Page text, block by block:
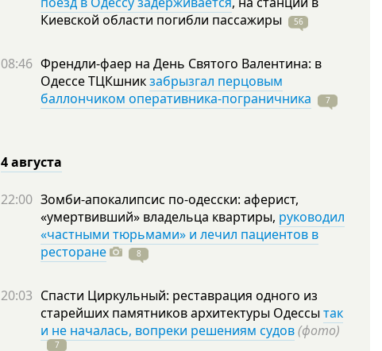
Киевской области погибли пассажиры 56
08:46 Френдли-фаер на День Святого Валентина: в
Одессе ТЦКшникзабрызгал перцовым
баллончиком оперативника-пограничника
7
4 августа
22:00 Зомби-апокалипсис по-одесски: аферист,
«умертвивший» владельца квартиры, руководил
«частными тюрьмами» и лечил пациентов в
ресторане
8
20:03 Спасти Циркульный: реставрация одного из
старейших памятников архитектуры Одессы так
и не началась, вопреки решениям судов(фото)
7